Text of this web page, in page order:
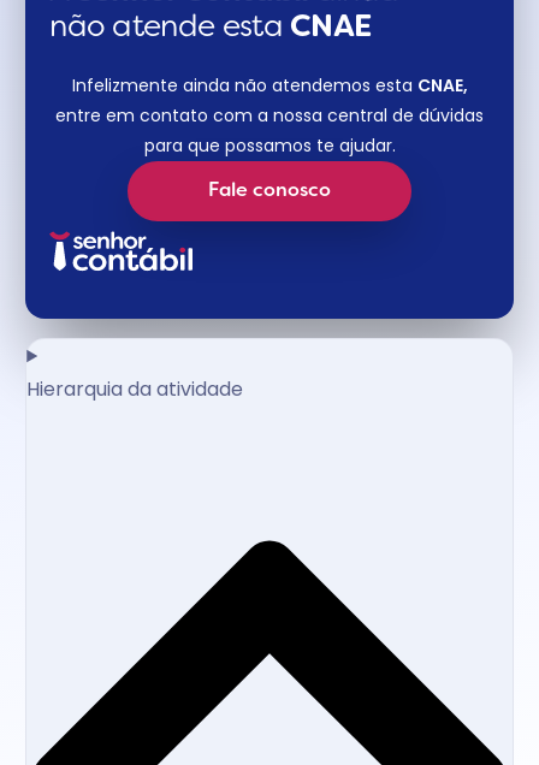
não atende esta CNAE​
Infelizmente ainda não atendemos esta CNAE,
entre em contato com a nossa central de dúvidas
para que possamos te ajudar.
Fale conosco
Hierarquia da atividade